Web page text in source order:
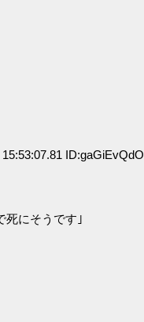
ID:gaGiEvQdO
死にそうです｣